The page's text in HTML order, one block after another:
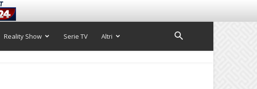
Reality Show Serie TV Altri